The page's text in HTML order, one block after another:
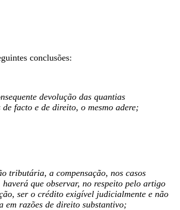
conclusões:
devolução das quantias
facto e de direito, o mesmo adere;
tributária, a compensação, nos casos
que observar, no respeito pelo artigo
ser o crédito exigível judicialmente e não
razões de direito substantivo;